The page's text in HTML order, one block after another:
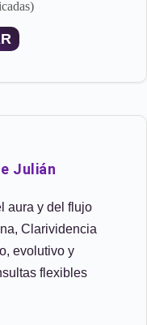
Julián
aura y del flujo
Clarividencia
evolutivo y
flexibles